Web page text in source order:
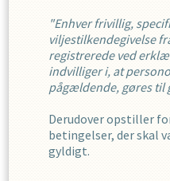
"Enhver frivillig,
viljestilkendegivelse
registrerede ved
indvilliger i, at
pågældende, gøres til
Derudover opstiller
betingelser, der skal
gyldigt.